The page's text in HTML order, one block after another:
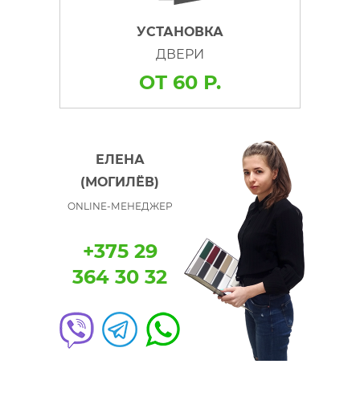
УСТАНОВКА
ДВЕРИ
ОТ 60 Р.
ЕЛЕНА
(МОГИЛЁВ)
ONLINE-МЕНЕДЖЕР
+375 29
364 30 32